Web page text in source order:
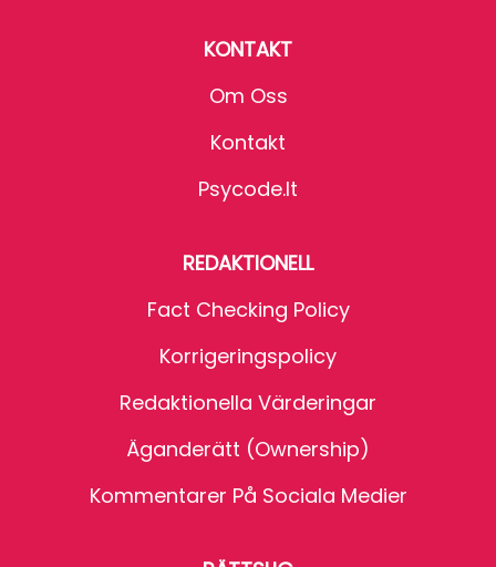
KONTAKT
Om Oss
Kontakt
Psycode.it
REDAKTIONELL
Fact Checking Policy
Korrigeringspolicy
Redaktionella Värderingar
Äganderätt (Ownership)
Kommentarer På Sociala Medier